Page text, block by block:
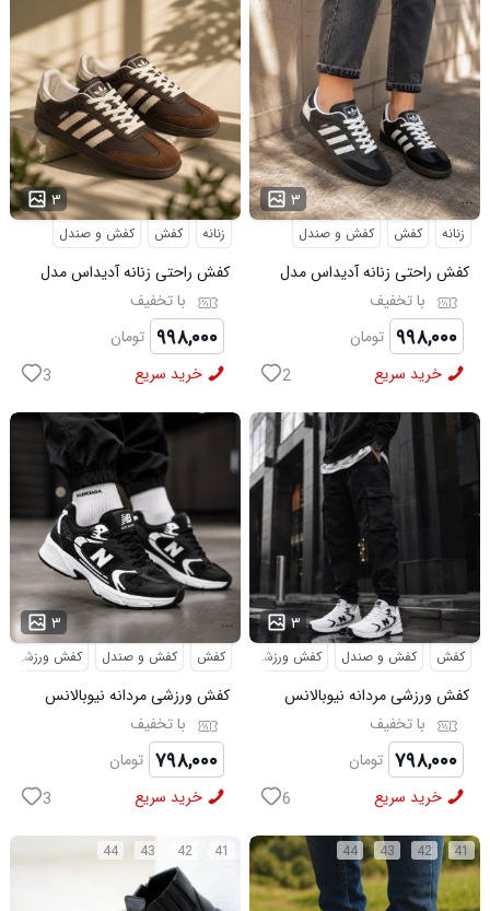
۳ ...
زنانه کفش کفش و صندل
کفش راحتی زنانه آدیداس مدل
سامبا قهوه ای
با تخفیف
۹۹۸,۰۰۰ تومان
خرید سریع
3
۳ ...
زنانه کفش کفش و صندل
کفش راحتی زنانه آدیداس مدل
سامبا مشکی
با تخفیف
۹۹۸,۰۰۰ تومان
خرید سریع
2
۳ ...
کفش کفش و صندل کفش ورزشی
کفش ورزشی مردانه نیوبالانس
مدل NB مشکی با تخفیف
۷۹۸,۰۰۰ تومان
خرید سریع
3
۳
کفش کفش و صندل کفش ورزشی
کفش ورزشی مردانه نیوبالانس
مدل NB سفید با تخفیف
۷۹۸,۰۰۰ تومان
خرید سریع
6
41
42
43
44 41
42
43
44